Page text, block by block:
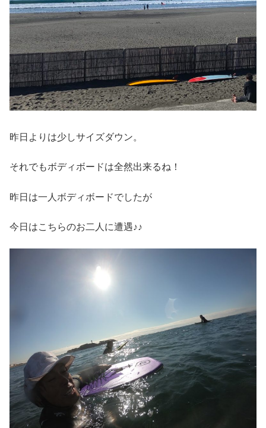
昨日よりは少しサイズダウン。
それでもボディボードは全然出来るね！
昨日は一人ボディボードでしたが
今日はこちらのお二人に遭遇♪♪